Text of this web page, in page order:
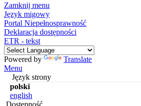
Zamknij menu
Język migowy
Portal Niepełnosprawność
Deklaracja dostępności
ETR - tekst
Powered by
Translate
Menu
Język strony
polski
english
Dostępność